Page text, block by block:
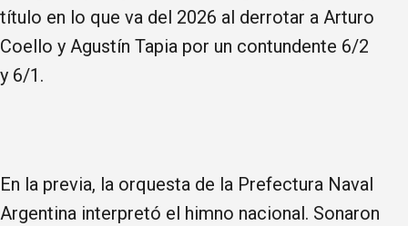
título en lo que va del 2026 al derrotar a Arturo
Coello y Agustín Tapia por un contundente 6/2
y 6/1.
En la previa, la orquesta de la Prefectura Naval
Argentina interpretó el himno nacional. Sonaron